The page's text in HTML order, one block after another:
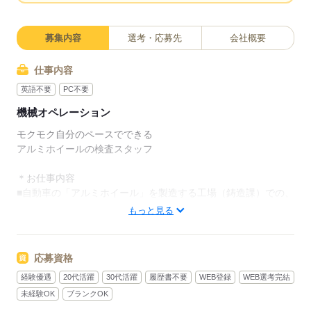
募集内容 選考・応募先 会社概要
仕事内容
英語不要 PC不要
機械オペレーション
モクモク自分のペースでできる
アルミホイールの検査スタッフ
＊お仕事内容
■自動車の「アルミホイール」を製造する工場（鋳造課）での、
・目視でチェック：ラインで流れてくるホイールに
「バリ（トゲや出っ張り）」がないか確認
・カンタンな手直し：バリを見つけたら、
やすり等を使って削り取ります。
もっと見る
応募資格
経験優遇 20代活躍 30代活躍 履歴書不要 WEB登録
WEB選考完結
未経験OK
ブランクOK